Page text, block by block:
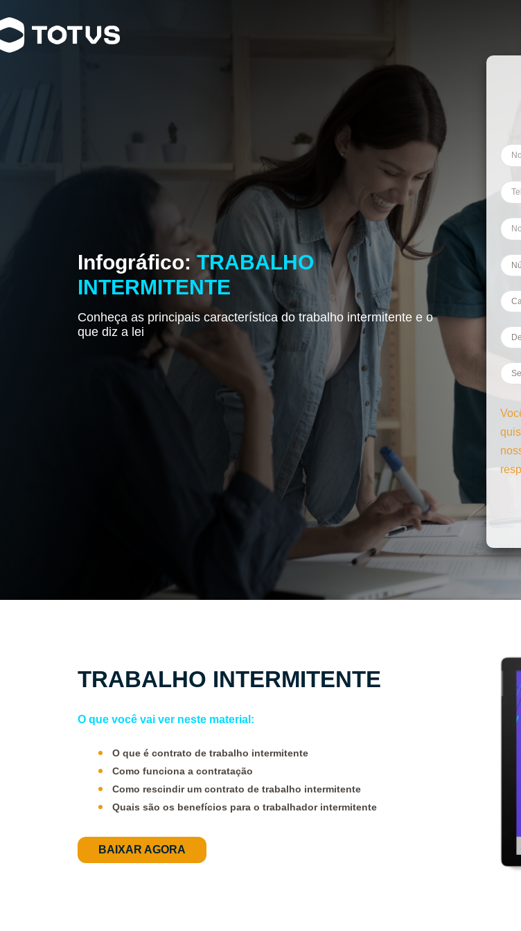
Infográfico:TRABALHO
INTERMITENTE
Conheça as principais característica do trabalho intermitente e o
que diz a lei
TRABALHO INTERMITENTE
O que você vai ver neste material:
O que é contrato de trabalho intermitente
Como funciona a contratação
Como rescindir um contrato de trabalho intermitente
Quais são os benefícios para o trabalhador intermitente
BAIXAR AGORA